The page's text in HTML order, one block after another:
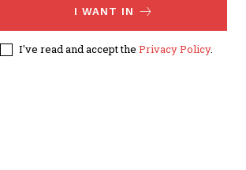
I WANT IN
I've read and accept the Privacy Policy.